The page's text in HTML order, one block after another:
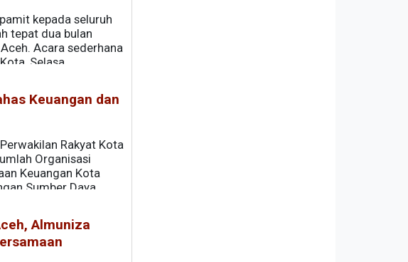
kepada seluruh
tepat dua bulan
Acara sederhana
Selasa
undangan lainnya.
Keuangan dan
Rakyat Kota
Organisasi
Keuangan Kota
Sumber Daya
dirumahkan, Senin
Almuniza